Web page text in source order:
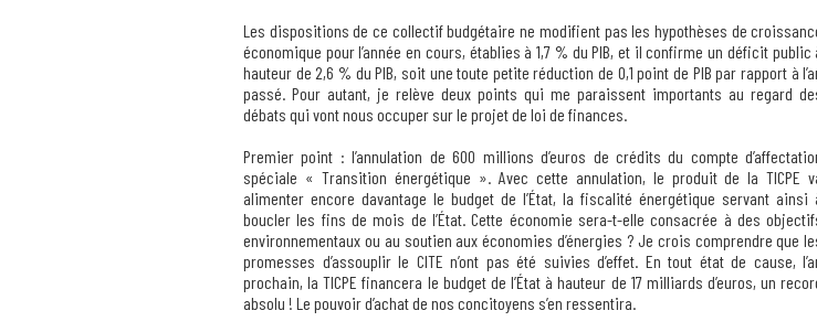
Les dispositions de ce collectif budgétaire ne modifient pas les hypothèses de
économique pour l’année en cours, établies à 1,7 % du PIB, et il confirme un déficit public
hauteur de 2,6 % du PIB, soit une toute petite réduction de 0,1 point de PIB par rapport à
passé. Pour autant, je relève deux points qui me paraissent importants au regard
débats qui vont nous occuper sur le projet de loi de finances.
Premier point : l’annulation de 600 millions d’euros de crédits du compte
spéciale « Transition énergétique ». Avec cette annulation, le produit de la TICPE
alimenter encore davantage le budget de l’État, la fiscalité énergétique servant ainsi
boucler les fins de mois de l’État. Cette économie sera-t-elle consacrée à des
environnementaux ou au soutien aux économies d’énergies ? Je crois comprendre que
promesses d’assouplir le CITE n’ont pas été suivies d’effet. En tout état de cause,
prochain, la TICPE financera le budget de l’État à hauteur de 17 milliards d’euros, un
absolu ! Le pouvoir d’achat de nos concitoyens s’en ressentira.